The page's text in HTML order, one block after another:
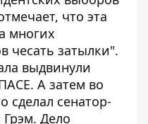
что эта
многих
чесать затылки".
выдвинули
А затем во
сделал сенатор-
Дело